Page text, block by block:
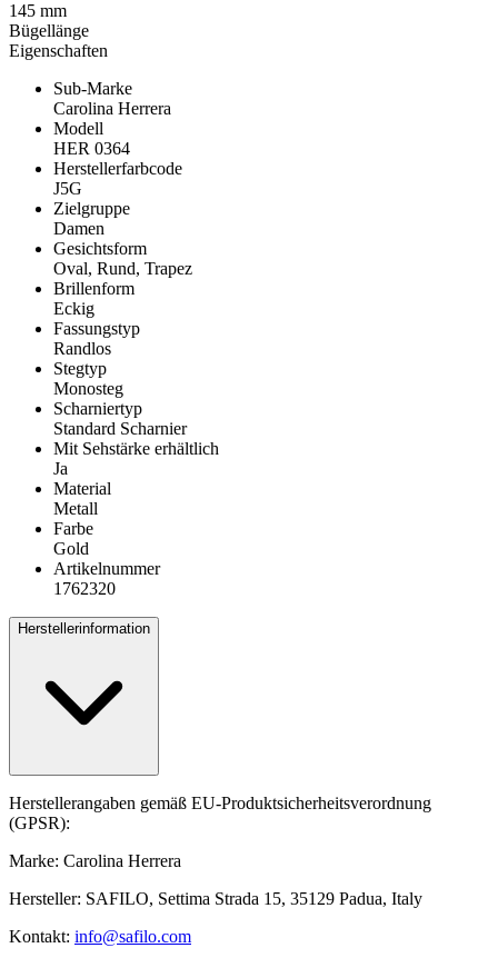
Eigenschaften
Sub-Marke
Carolina Herrera
Modell
HER 0364
Herstellerfarbcode
J5G
Zielgruppe
Damen
Gesichtsform
Oval, Rund, Trapez
Brillenform
Eckig
Fassungstyp
Randlos
Stegtyp
Monosteg
Scharniertyp
Standard Scharnier
Mit Sehstärke erhältlich
Ja
Material
Metall
Farbe
Gold
Artikelnummer
1762320
Herstellerinformation
Herstellerangaben gemäß EU-Produktsicherheitsverordnung
(GPSR):
Marke: Carolina Herrera
Hersteller: SAFILO, Settima Strada 15, 35129 Padua, Italy
Kontakt: info@safilo.com
145 mm
Bügellänge